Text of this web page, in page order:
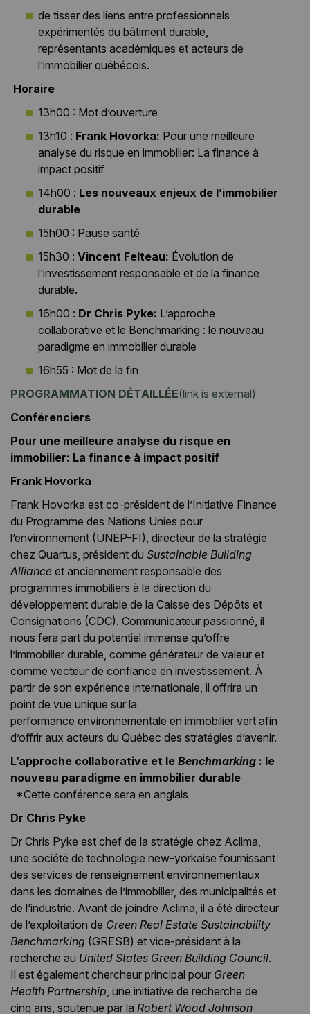
de tisser des liens entre professionnels
expérimentés du bâtiment durable,
représentants académiques et acteurs de
l’immobilier québécois.
Horaire
13h00 : Mot d’ouverture
13h10 : Frank Hovorka: Pour une meilleure
analyse du risque en immobilier: La finance à
impact positif
14h00 : Les nouveaux enjeux de l’immobilier
durable
15h00 : Pause santé
15h30 : Vincent Felteau: Évolution de
l’investissement responsable et de la finance
durable.
16h00 : Dr Chris Pyke: L’approche
collaborative et le Benchmarking : le nouveau
paradigme en immobilier durable
16h55 : Mot de la fin
PROGRAMMATION DÉTAILLÉE(link is external)
Conférenciers
Pour une meilleure analyse du risque en
immobilier: La finance à impact positif
Frank Hovorka
Frank Hovorka est co-président de l’Initiative Finance
du Programme des Nations Unies pour
l’environnement (UNEP-FI), directeur de la stratégie
chez Quartus, président du Sustainable Building
Alliance et anciennement responsable des
programmes immobiliers à la direction du
développement durable de la Caisse des Dépôts et
Consignations (CDC). Communicateur passionné, il
nous fera part du potentiel immense qu’offre
l’immobilier durable, comme générateur de valeur et
comme vecteur de confiance en investissement. À
partir de son expérience internationale, il offrira un
point de vue unique sur la
performance environnementale en immobilier vert afin
d’offrir aux acteurs du Québec des stratégies d’avenir.
L’approche collaborative et le Benchmarking : le
nouveau paradigme en immobilier durable
*Cette conférence sera en anglais
Dr Chris Pyke
Dr Chris Pyke est chef de la stratégie chez Aclima,
une société de technologie new-yorkaise fournissant
des services de renseignement environnementaux
dans les domaines de l’immobilier, des municipalités et
de l’industrie. Avant de joindre Aclima, il a été directeur
de l’exploitation de Green Real Estate Sustainability
Benchmarking (GRESB) et vice-président à la
recherche au United States Green Building Council.
Il est également chercheur principal pour Green
Health Partnership, une initiative de recherche de
cinq ans, soutenue par la Robert Wood Johnson